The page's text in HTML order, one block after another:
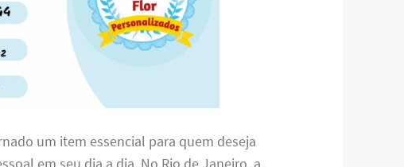
um item essencial para quem deseja